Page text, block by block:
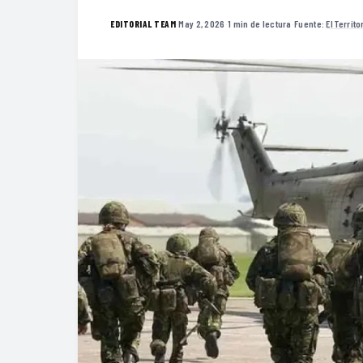
EDITORIAL TEAM·May 2, 2026 ·1 min de lectura ·Fuente:El